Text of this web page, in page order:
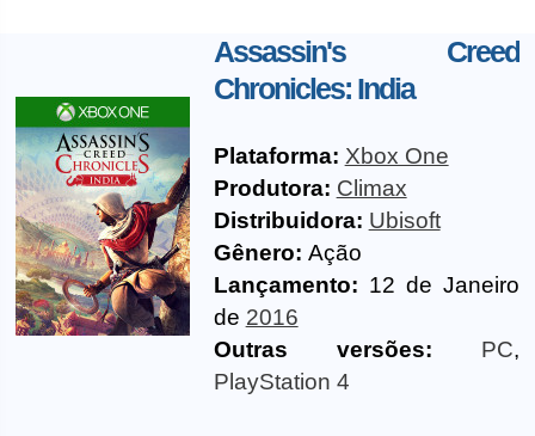
Assassin's Creed
Chronicles: India
Plataforma: Xbox One
Produtora: Climax
Distribuidora: Ubisoft
Gênero: Ação
Lançamento: 12 de Janeiro
de 2016
Outras versões:
PC,
PlayStation 4